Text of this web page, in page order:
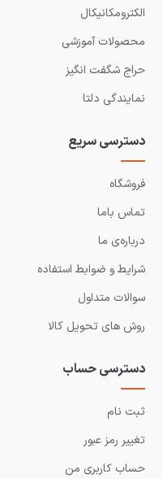
الکترومکانیکال
محصولات آموزشی
حراج شگفت انگیز
نمایندگی دلتا
دسترسی سریع
فروشگاه
تماس باما
درباره‌ی ما
شرایط و ضوابط استفاده
سوالات متداول
روش های تحویل کالا
دسترسی حساب
ثبت نام
تغییر رمز عبور
حساب کاربری من